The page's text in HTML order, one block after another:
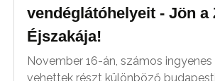
vendéglátóhelyeit - Jön a
Éjszakája!
November 16-án, számos
vehettek részt különböző budapesti